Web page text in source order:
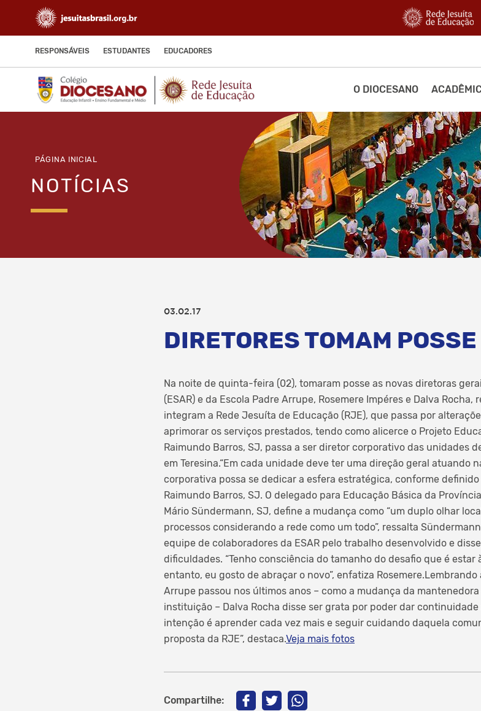
RESPONSÁVEIS ESTUDANTES EDUCADORES
O DIOCESANO
PÁGINA INICIAL
NOTÍCIAS
03.02.17
DIRETORES TOMAM
Na noite de quinta-feira (02), tomaram posse as novas diretoras
(ESAR) e da Escola Padre Arrupe, Rosemere Impéres e Dalva
integram a Rede Jesuíta de Educação (RJE), que passa por
aprimorar os serviços prestados, tendo como alicerce o Projeto
Raimundo Barros, SJ, passa a ser diretor corporativo das unidades
em Teresina.“Em cada unidade deve ter uma direção geral atuando
corporativa possa se dedicar a esfera estratégica, conforme
Raimundo Barros, SJ. O delegado para Educação Básica da
Mário Sündermann, SJ, define a mudança como “um duplo olhar
processos considerando a rede como um todo”, ressalta
equipe de colaboradores da ESAR pelo trabalho desenvolvido e
dificuldades. “Tenho consciência do tamanho do desafio que é estar
entanto, eu gosto de abraçar o novo”, enfatiza
Arrupe passou nos últimos anos – como a mudança da
instituição – Dalva Rocha disse ser grata por poder dar
intenção é aprender cada vez mais e seguir cuidando daquela
proposta da RJE”, destaca.Veja mais fotos
Compartilhe: